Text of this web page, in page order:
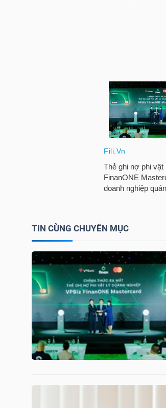
TIN CÙNG CHUYÊN MỤC
LIỆU
Ngành
SECTOR